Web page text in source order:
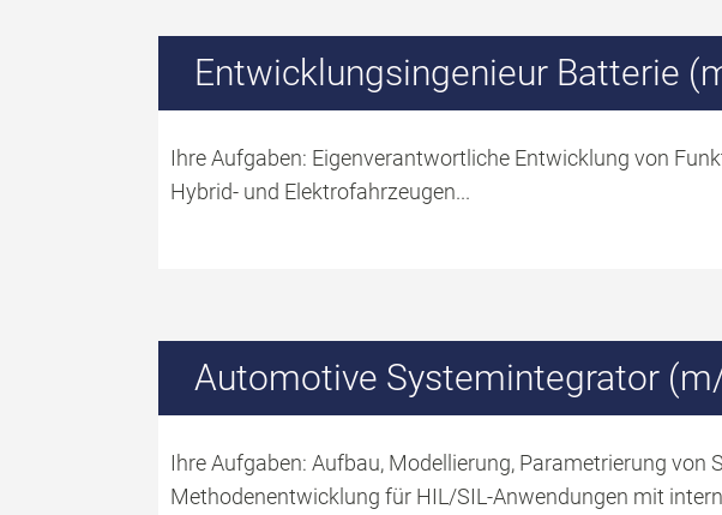
Entwicklungsingenieur Batterie
Ihre Aufgaben: Eigenverantwortliche Entwicklung von
Hybrid- und Elektrofahrzeugen...
Automotive Systemintegrator
Ihre Aufgaben: Aufbau, Modellierung, Parametrierung
Methodenentwicklung für HIL/SIL-Anwendungen mit